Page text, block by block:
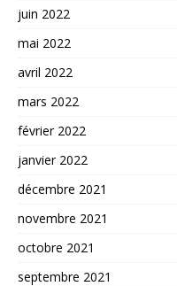
juin 2022
mai 2022
avril 2022
mars 2022
février 2022
janvier 2022
décembre 2021
novembre 2021
octobre 2021
septembre 2021